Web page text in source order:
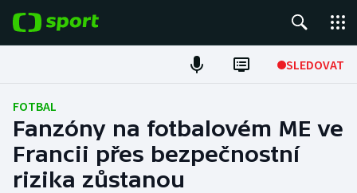
SLEDOVAT
Fotbal
Hokej
Tenis
FOTBAL
Fanzóny na fotbalovém ME ve
Francii přes bezpečnostní
rizika zůstanou